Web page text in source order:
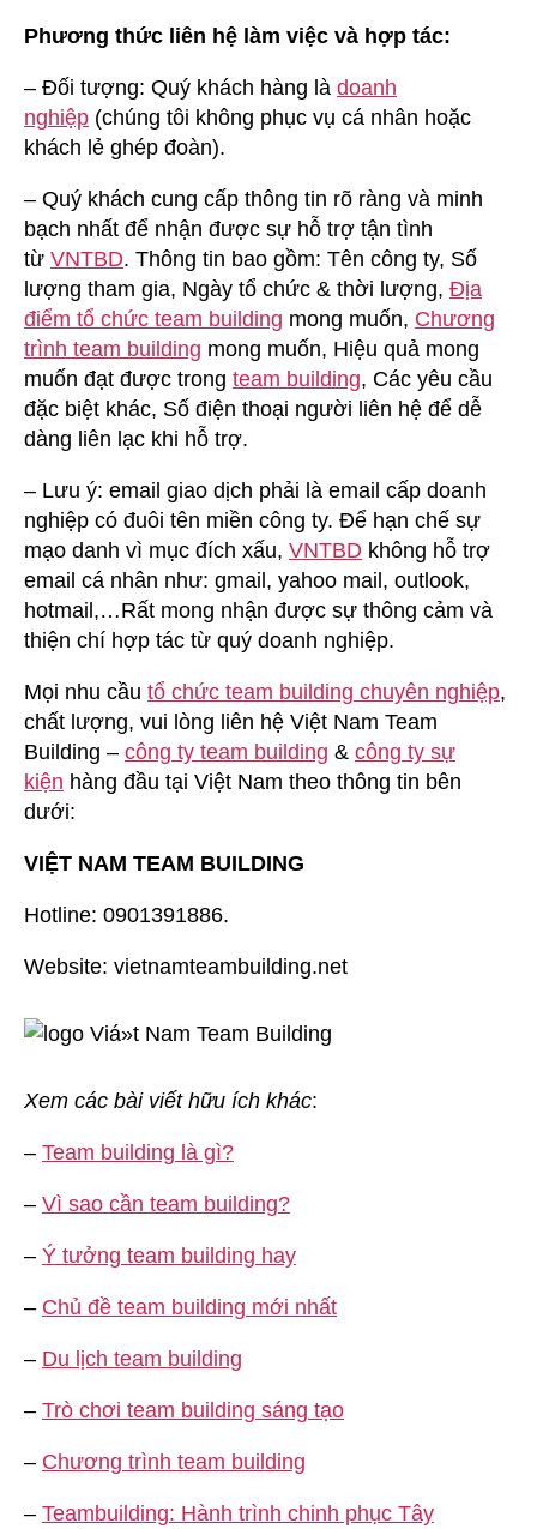
Phương thức liên hệ làm việc và hợp tác:
– Đối tượng: Quý khách hàng là doanh
nghiệp (chúng tôi không phục vụ cá nhân hoặc
khách lẻ ghép đoàn).
– Quý khách cung cấp thông tin rõ ràng và minh
bạch nhất để nhận được sự hỗ trợ tận tình
từ VNTBD. Thông tin bao gồm: Tên công ty, Số
lượng tham gia, Ngày tổ chức & thời lượng, Địa
điểm tổ chức team building mong muốn, Chương
trình team building mong muốn, Hiệu quả mong
muốn đạt được trong team building, Các yêu cầu
đặc biệt khác, Số điện thoại người liên hệ để dễ
dàng liên lạc khi hỗ trợ.
– Lưu ý: email giao dịch phải là email cấp doanh
nghiệp có đuôi tên miền công ty. Để hạn chế sự
mạo danh vì mục đích xấu, VNTBD không hỗ trợ
email cá nhân như: gmail, yahoo mail, outlook,
hotmail,…Rất mong nhận được sự thông cảm và
thiện chí hợp tác từ quý doanh nghiệp.
Mọi nhu cầu tổ chức team building chuyên nghiệp,
chất lượng, vui lòng liên hệ Việt Nam Team
Building – công ty team building & công ty sự
kiện hàng đầu tại Việt Nam theo thông tin bên
dưới:
VIỆT NAM TEAM BUILDING
Hotline: 0901391886.
Website: vietnamteambuilding.net
Xem các bài viết hữu ích khác:
– Team building là gì?
– Vì sao cần team building?
– Ý tưởng team building hay
– Chủ đề team building mới nhất
– Du lịch team building
– Trò chơi team building sáng tạo
– Chương trình team building
– Teambuilding: Hành trình chinh phục Tây